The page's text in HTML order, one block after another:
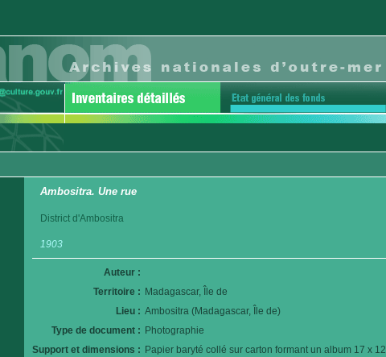
Ambositra. Une rue
District d'Ambositra
1903
Auteur :
Territoire : Madagascar, Île de
Lieu : Ambositra (Madagascar, Île de)
Type de document : Photographie
Support et dimensions : Papier baryté collé sur carton formant un album 17 x 12